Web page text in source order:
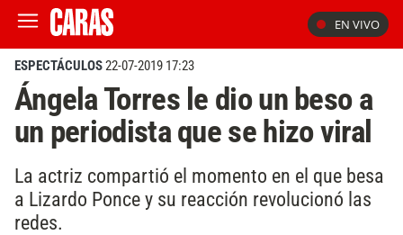
EN VIVO
ESPECTÁCULOS22-07-2019 17:23
Ángela Torres le dio un beso a
un periodista que se hizo viral
La actriz compartió el momento en el que besa
a Lizardo Ponce y su reacción revolucionó las
redes.